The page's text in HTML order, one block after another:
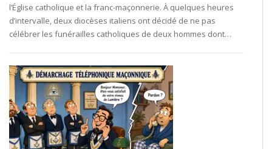
l’Église catholique et la franc-maçonnerie. À quelques heures
d’intervalle, deux diocèses italiens ont décidé de ne pas
célébrer les funérailles catholiques de deux hommes dont…